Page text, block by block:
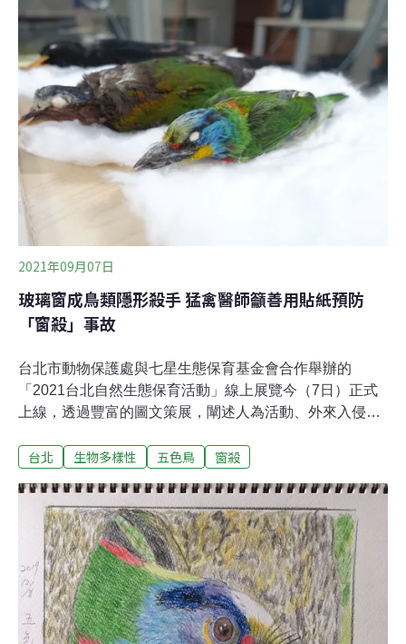
園之友基金會合作，從 2014年開始，在每年繁殖季進行線
上直播，讓民眾親眼目睹牠們如何傳宗接代。台灣猛禽研
究會研究員王李廉說，育雛期間親鳥帶回來的食物，大概
有70%是鳥類，以往公鳥餵食技巧不太好，今年開播沒多
久，鳥爸爸就開始嘗試餵小孩，這次就很成功，「牠知道
要撕很小塊，小孩也知道要吃。」這不只是研究，也是一
場真實、即時的生命教育。都市裡有食物鏈高層的猛禽，
讓民眾感到很新奇。不過，都市裡讓人感到新奇的鳥巢，
可不止這一個。牠們在不同地方築巢珠頸斑鳩會躲在人來
人往的行道樹上孵蛋；五色鳥只能選擇枯樹，因為
2021年09月07日
玻璃窗成鳥類隱形殺手 猛禽醫師籲善用貼紙預防
「窗殺」事故
台北市動物保護處與七星生態保育基金會合作舉辦的
「2021台北自然生態保育活動」線上展覽今（7日）正式
上線，透過豐富的圖文策展，闡述人為活動、外來入侵種
會，邀請台灣猛禽研究會說明「窗殺」對鳥類的影響，以
猛禽救傷站主任獸醫師王齡敏表示，由於玻璃窗戶會產生
鏡像反射，讓鳥類誤以為可以穿越而撞上，建議民眾可以
透過在窗戶外側貼上貼紙等方式，讓鳥類看見障礙物，避
免窗殺事故發生。首度改為線上展覽 內容涵蓋眾多保育議
題台北市動保處長宋念潔表示，「台北自然生態保育活
動」原是一年一度由台北市動保處舉辦的生態市集擺攤活
動，每一年都會邀請各個保育單位共襄盛舉，透過嘉年華
台北 生物多樣性 五色鳥 窗殺